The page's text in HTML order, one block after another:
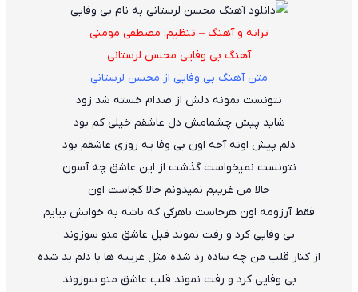
ترانه و آهنگ – تنظیم: مصطفی مومنی
آهنگ بی وفایی محسن لرستانی
متن آهنگ بی وفایی از محسن لرستانی
نتونست بمونه دلش از صدام خسته شد زود
شاید پیش چشمامش دل عاشقم خیلی کم بود
دلم پیش اونه آخه اون بی وفا یه روزی عاشقم بود
نتونست نمیخواست گذشت از این عاشق چه آسون
حالا من غریبم نمیدونم حالا کجاست اون
فقط آرزومه اون هرجاست باهرکی که باشه به خوابش بیایم
بی وفایی کرد و رفت نموند قبل عاشق منو سوزوند
از کنار قلب من چه ساده رد شده مثل غریبه ها با دلم بد شده
بی وفایی کرد و رفت نموند قلب عاشق منو سوزوند